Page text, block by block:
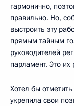
гармонично,
правильно. Но,
выстроить эту
прямым тайным
руководителей
парламент. Это
Хотел бы
укрепила свои